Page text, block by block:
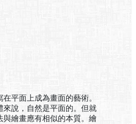
面上成為畫面的藝術。
來說，自然是平面的。但就
與繪畫應有相似的本質。繪